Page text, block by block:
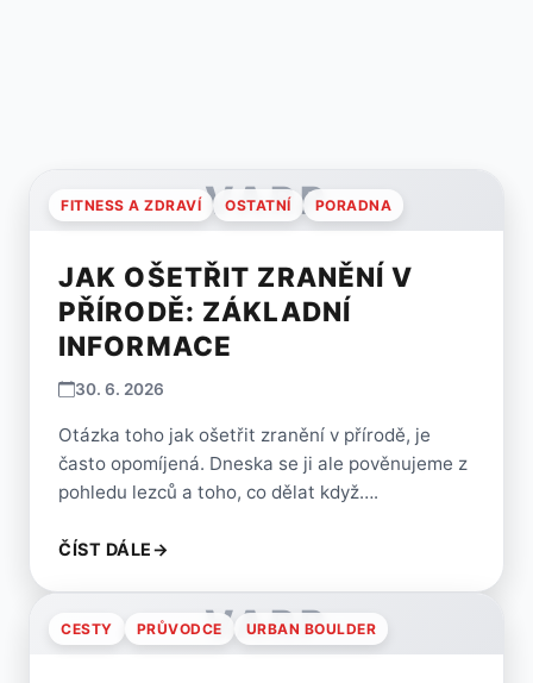
VARP
FITNESS A ZDRAVÍ OSTATNÍ PORADNA
JAK OŠETŘIT ZRANĚNÍ V
PŘÍRODĚ: ZÁKLADNÍ
INFORMACE
30. 6. 2026
Otázka toho jak ošetřit zranění v přírodě, je
často opomíjená. Dneska se ji ale pověnujeme z
pohledu lezců a toho, co dělat když….
ČÍST DÁLE→
VARP
CESTY PRŮVODCE URBAN BOULDER